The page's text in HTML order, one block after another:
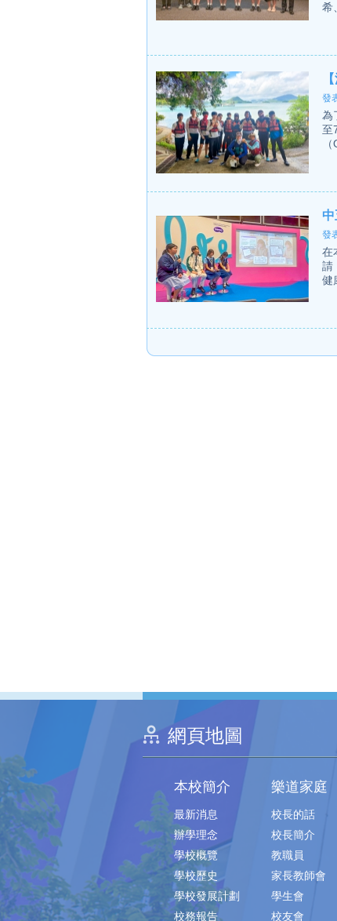
希
發
為
至
發
在
請
健
網頁地圖
本校簡介
最新消息
辦學理念
學校概覽
學校歷史
學校發展計劃
校務報告
樂道家庭
校長的話
校長簡介
教職員
家長教師會
學生會
校友會